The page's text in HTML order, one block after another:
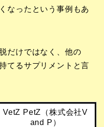
なったという事例もあ
だけではなく、他の
てるサプリメントと言
VetZ PetZ（株式会社V
and P）